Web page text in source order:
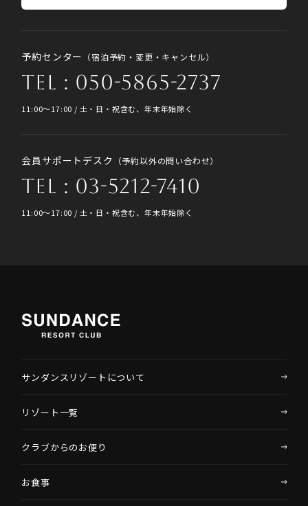
予約センター （宿泊予約・変更・キャンセル）
TEL : 050-5865-2737
11:00〜17:00 / 土・日・祝含む、年末年始除く
会員サポートデスク （予約以外の問い合わせ）
TEL : 03-5212-7410
11:00〜17:00 / 土・日・祝含む、年末年始除く
サンダンスリゾートについて
リゾート一覧
クラブからのお便り
お食事